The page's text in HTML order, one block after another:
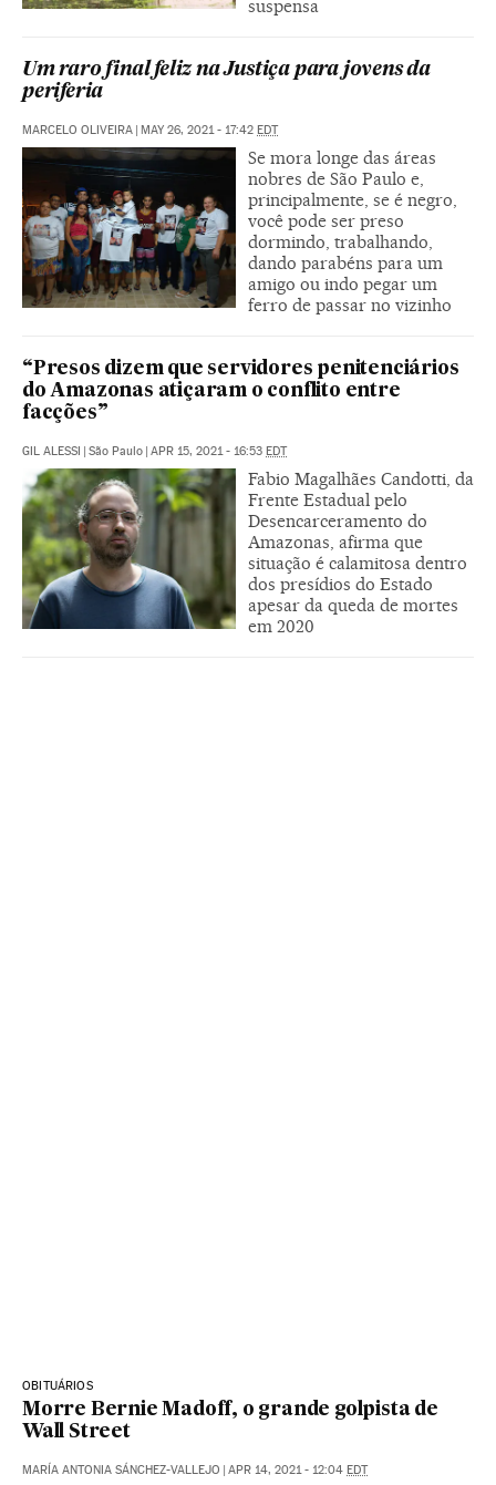
suspensa
Um raro final feliz na Justiça para jovens da
periferia
MARCELO OLIVEIRA | MAY 26, 2021 - 17:42 EDT
Se mora longe das áreas
nobres de São Paulo e,
principalmente, se é negro,
você pode ser preso
dormindo, trabalhando,
dando parabéns para um
amigo ou indo pegar um
ferro de passar no vizinho
“Presos dizem que servidores penitenciários
do Amazonas atiçaram o conflito entre
facções”
GIL ALESSI | São Paulo | APR 15, 2021 - 16:53 EDT
Fabio Magalhães Candotti, da
Frente Estadual pelo
Desencarceramento do
Amazonas, afirma que
situação é calamitosa dentro
dos presídios do Estado
apesar da queda de mortes
em 2020
OBITUÁRIOS
Morre Bernie Madoff, o grande golpista de
Wall Street
MARÍA ANTONIA SÁNCHEZ-VALLEJO | APR 14, 2021 - 12:04 EDT